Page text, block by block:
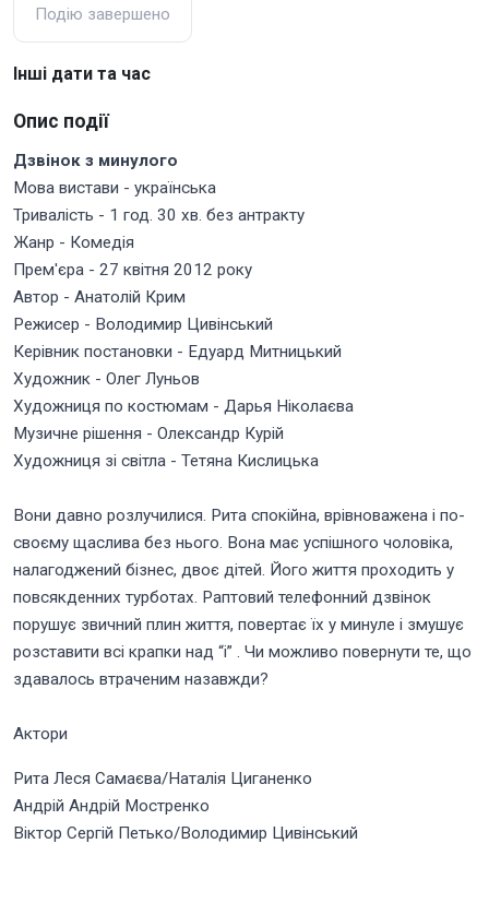
Подію завершено
Інші дати та час
Опис події
Дзвінок з минулого
Мова вистави - українська
Тривалість - 1 год. 30 хв. без антракту
Жанр - Комедія
Прем'єра - 27 квітня 2012 року
Автор - Анатолій Крим
Режисер - Володимир Цивінський
Керівник постановки - Едуард Митницький
Художник - Олег Луньов
Художниця по костюмам - Дарья Ніколаєва
Музичне рішення - Олександр Курій
Художниця зі світла - Тетяна Кислицька
Вони давно розлучилися. Рита спокійна, врівноважена і по-
своєму щаслива без нього. Вона має успішного чоловіка,
налагоджений бізнес, двоє дітей. Його життя проходить у
повсякденних турботах. Раптовий телефонний дзвінок
порушує звичний плин життя, повертає їх у минуле і змушує
розставити всі крапки над “i” . Чи можливо повернути те, що
здавалось втраченим назавжди?
Актори
Рита Леся Самаєва/Наталія Циганенко
Андрій Андрій Мостренко
Віктор Сергій Петько/Володимир Цивінський